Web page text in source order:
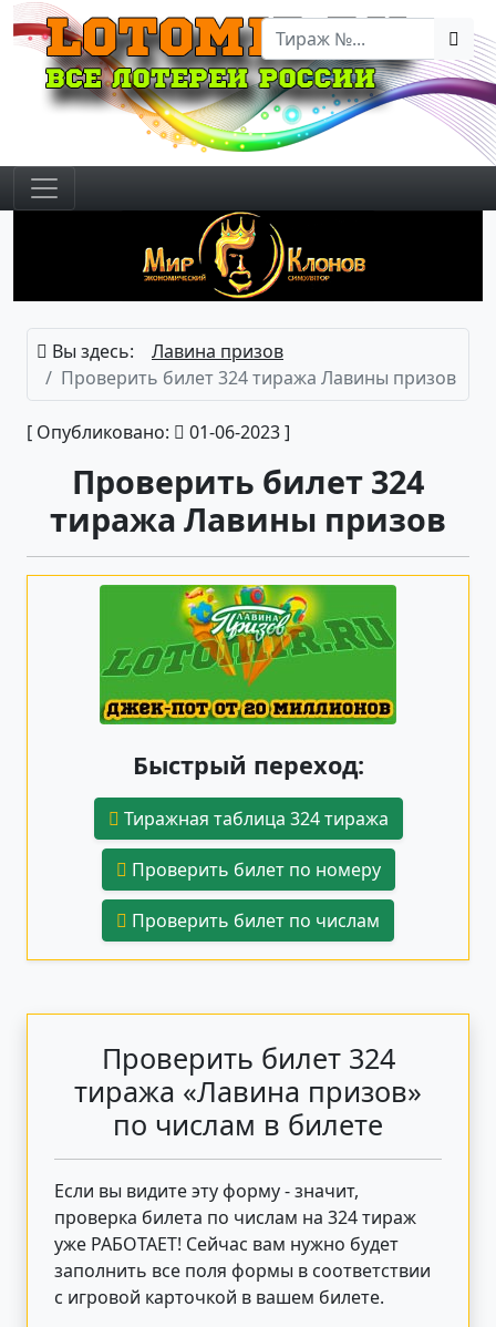
Вы здесь:
Лавина призов
Проверить билет 324 тиража Лавины призов
[ Опубликовано: 01-06-2023 ]
Проверить билет 324
тиража Лавины призов
Быстрый переход:
Тиражная таблица 324 тиража
Проверить билет по номеру
Проверить билет по числам
Проверить билет 324
тиража «Лавина призов»
по числам в билете
Если вы видите эту форму - значит,
проверка билета по числам на 324 тираж
уже РАБОТАЕТ! Сейчас вам нужно будет
заполнить все поля формы в соответствии
с игровой карточкой в вашем билете.